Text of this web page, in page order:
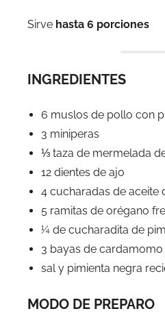
Sirve hasta 6 porciones
INGREDIENTES
6 muslos de pollo con
3 miniperas
⅓ taza de mermelada
12 dientes de ajo
4 cucharadas de aceite
5 ramitas de orégano
¼ de cucharadita de
3 bayas de cardamomo
sal y pimienta negra
MODO DE PREPARO